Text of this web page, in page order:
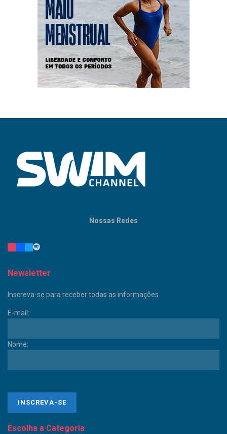
Nossas Redes
Newsletter
Inscreva-se para receber todas as informações
E-mail:
Nome:
Escolha a Categoria